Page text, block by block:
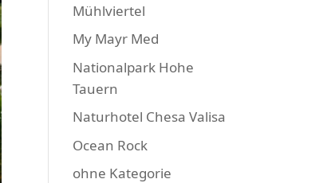
Mühlviertel
My Mayr Med
Nationalpark Hohe
Tauern
Naturhotel Chesa Valisa
Ocean Rock
ohne Kategorie